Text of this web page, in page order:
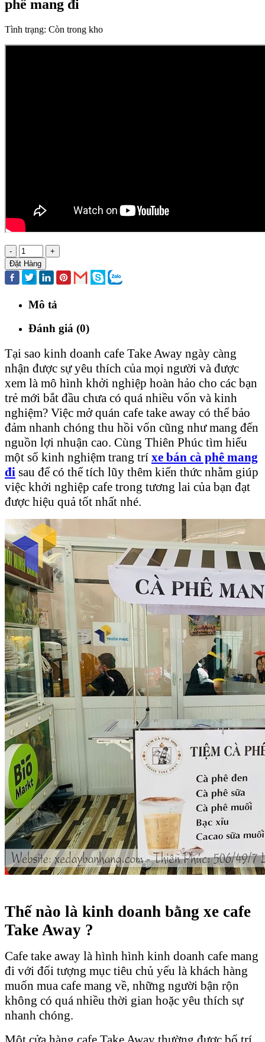
phê mang đi
Tình trạng: Còn trong kho
-
+
Đặt Hàng
Mô tả
Đánh giá (0)
Tại sao kinh doanh cafe Take Away ngày càng
nhận được sự yêu thích của mọi người và được
xem là mô hình khởi nghiệp hoàn hảo cho các bạn
trẻ mới bắt đầu chưa có quá nhiều vốn và kinh
nghiệm? Việc mở quán cafe take away có thể bảo
đảm nhanh chóng thu hồi vốn cũng như mang đến
nguồn lợi nhuận cao. Cùng Thiên Phúc tìm hiểu
một số kinh nghiệm trang trí xe bán cà phê mang
đi sau để có thể tích lũy thêm kiến thức nhằm giúp
việc khởi nghiệp cafe trong tương lai của bạn đạt
được hiệu quả tốt nhất nhé.
Thế nào là kinh doanh bằng xe cafe
Take Away ?
Cafe take away là hình hình kinh doanh cafe mang
đi với đối tượng mục tiêu chủ yếu là khách hàng
muốn mua cafe mang về, những người bận rộn
không có quá nhiều thời gian hoặc yêu thích sự
nhanh chóng.